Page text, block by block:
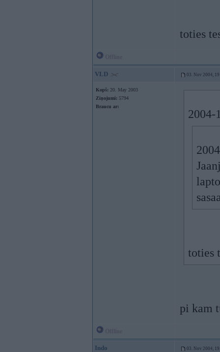
toties
VLD 03. Nov 2004,
Kopš: 20. May 2003
Ziņojumi: 5794
Braucu ar:
2004-
toties
pi kam
Indo 03. Nov 2004,